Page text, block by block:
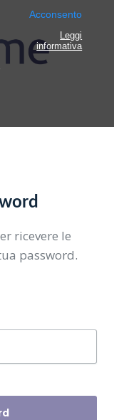
ricevere le
password.
Acconsento
Leggi
informativa